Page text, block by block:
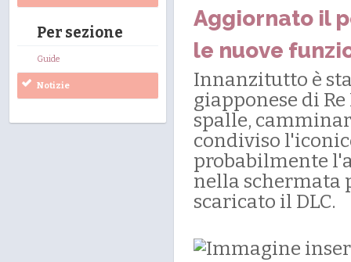
Per sezione
Guide
Notizie
Aggiornato il
le nuove
Innanzitutto è
giapponese di
spalle,
condiviso
probabilmente
nella schermata
scaricato il DLC.